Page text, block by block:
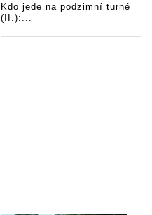
Kdo jede na podzimní turné
(II.):...